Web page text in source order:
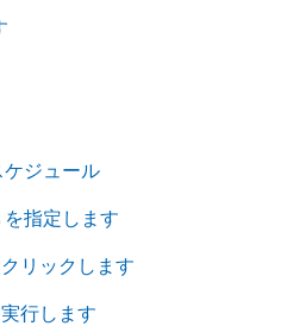
ケジュール
指定します
リックします
行します